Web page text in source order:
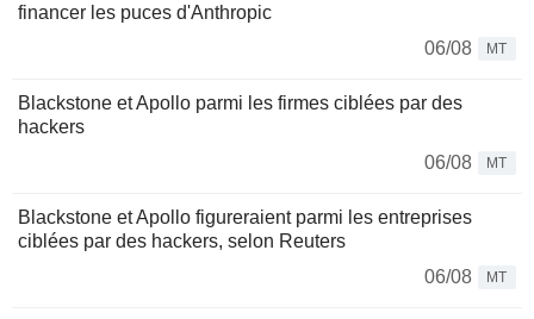
financer les puces d'Anthropic
06/08
MT
Blackstone et Apollo parmi les firmes ciblées par des
hackers
06/08
MT
Blackstone et Apollo figureraient parmi les entreprises
ciblées par des hackers, selon Reuters
06/08
MT